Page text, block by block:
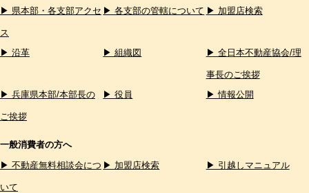
▶ 県本部・各支部アクセ
ス
▶ 各支部の管轄について ▶ 加盟店検索
▶ 沿革 ▶ 組織図 ▶ 全日本不動産協会/理
事長のご挨拶
▶ 兵庫県本部/本部長の
ご挨拶
▶ 役員 ▶ 情報公開
一般消費者の方へ
▶ 不動産無料相談会につ
いて
▶ 加盟店検索 ▶ 引越しマニュアル